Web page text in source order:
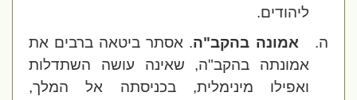
ליהודים.
ה.
אמונה בהקב"ה.אסתר ביטאה ברבים את
אמונתה בהקב"ה, שאינה עושה השתדלות
ואפילו מינימלית, בכניסתה אל המלך,